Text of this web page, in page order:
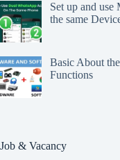
Set up and
the same
Basic About
Functions
Job & Vacancy